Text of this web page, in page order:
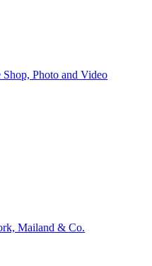
Photo and Video
Mailand & Co.